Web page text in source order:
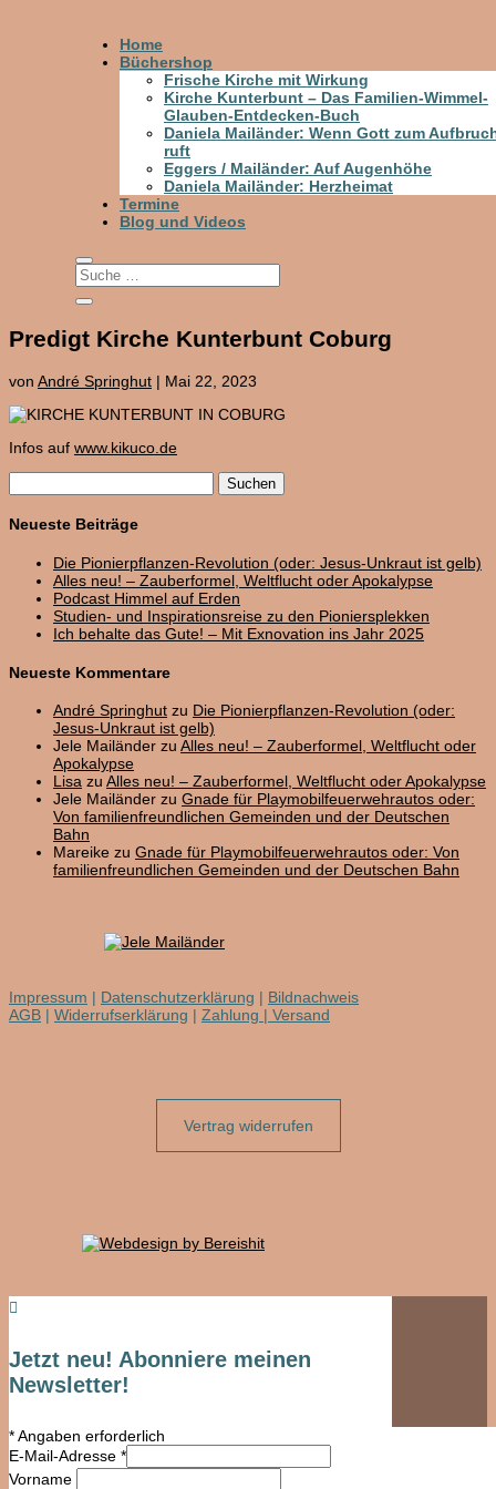
Home
Büchershop
Frische Kirche mit Wirkung
Kirche Kunterbunt – Das Familien-Wimmel-
Glauben-Entdecken-Buch
Daniela Mailänder: Wenn Gott zum
ruft
Eggers / Mailänder: Auf Augenhöhe
Daniela Mailänder: Herzheimat
Termine
Blog und Videos
Predigt Kirche Kunterbunt Coburg
von André Springhut | Mai 22, 2023
Infos auf www.kikuco.de
nach:
Neueste Beiträge
Die Pionierpflanzen-Revolution (oder: Jesus-Unkraut ist gelb)
Alles neu! – Zauberformel, Weltflucht oder Apokalypse
Podcast Himmel auf Erden
Studien- und Inspirationsreise zu den Pioniersplekken
Ich behalte das Gute! – Mit Exnovation ins Jahr 2025
Neueste Kommentare
André Springhut zu Die Pionierpflanzen-Revolution (oder:
Jesus-Unkraut ist gelb)
Jele Mailänder zu Alles neu! – Zauberformel, Weltflucht oder
Apokalypse
Lisa zu Alles neu! – Zauberformel, Weltflucht oder Apokalypse
Jele Mailänder zu Gnade für Playmobilfeuerwehrautos oder:
Von familienfreundlichen Gemeinden und der Deutschen
Bahn
Mareike zu Gnade für Playmobilfeuerwehrautos oder: Von
familienfreundlichen Gemeinden und der Deutschen Bahn
Impressum | Datenschutzerklärung | Bildnachweis
AGB | Widerrufserklärung | Zahlung | Versand
Vertrag widerrufen

Jetzt neu! Abonniere meinen
Newsletter!
*Angaben erforderlich
E-Mail-Adresse *
Vorname